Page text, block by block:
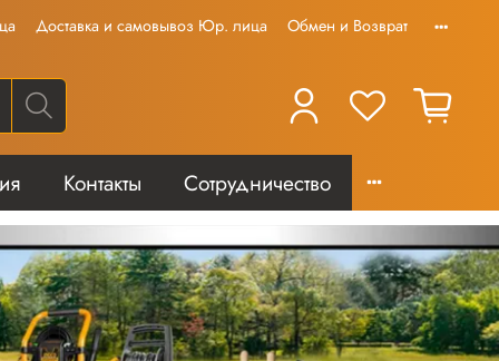
Доставка и самовывоз Юр. лица Обмен и Возврат
Контакты Сотрудничество